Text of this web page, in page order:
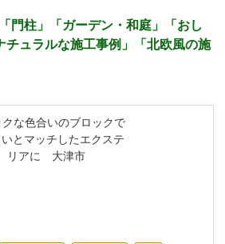
「門柱」 「ガーデン・和庭」
「おし
チュラルな施工事例」
「北欧風の施